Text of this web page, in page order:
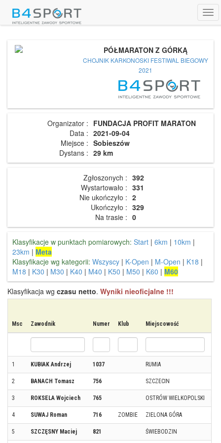
PÓŁMARATON Z GÓRKĄ
CHOJNIK KARKONOSKI FESTIWAL BIEGOWY
2021
Organizator : FUNDACJA PROFIT MARATON
Data : 2021-09-04
Miejsce : Sobieszów
Dystans : 29 km
Zgłoszonych : 392
Wystartowało : 331
Nie ukończyło : 2
Ukończyło : 329
Na trasie : 0
Klasyfikacje w punktach pomiarowych: Start | 6km | 10km |
23km | Meta
Klasyfikacje wg kategorii: Wszyscy | K-Open | M-Open | K18 |
M18 | K30 | M30 | K40 | M40 | K50 | M50 | K60 | M60
Klasyfikacja wg czasu netto. Wyniki nieoficjalne !!!
Msc Zawodnik Numer Klub Miejscowość
1 KUBIAK Andrzej 1037 RUMIA
2 BANACH Tomasz 756 SZCZECIN
3 ROKSELA Wojciech 765 OSTRÓW WIELKOPOLSKI
4 SUWAJ Roman 716 ZOMBIE ZIELONA GÓRA
5 SZCZĘSNY Maciej 821 ŚWIEBODZIN